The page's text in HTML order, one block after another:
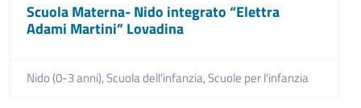
Scuola Materna- Nido integrato “Elettra
Adami Martini” Lovadina
Nido (0-3 anni),Scuola dell'infanzia,Scuole per l'infanzia